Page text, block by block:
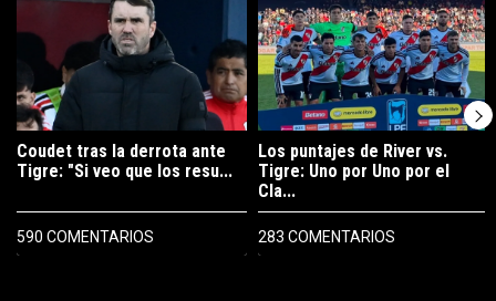
Coudet tras la derrota ante
Tigre: "Si veo que los resu...
590 COMENTARIOS
Los puntajes de River vs.
Tigre: Uno por Uno por el
Cla...
283 COMENTARIOS